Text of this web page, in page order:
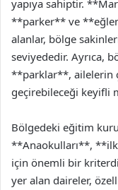
yapıya sahiptir.
**parker** ve
alanlar, bölge
seviyededir. Ayrıca,
**parklar**, ailelerin
geçirebileceği keyifli
Bölgedeki eğitim
**Anaokulları**,
için önemli bir
yer alan daireler,